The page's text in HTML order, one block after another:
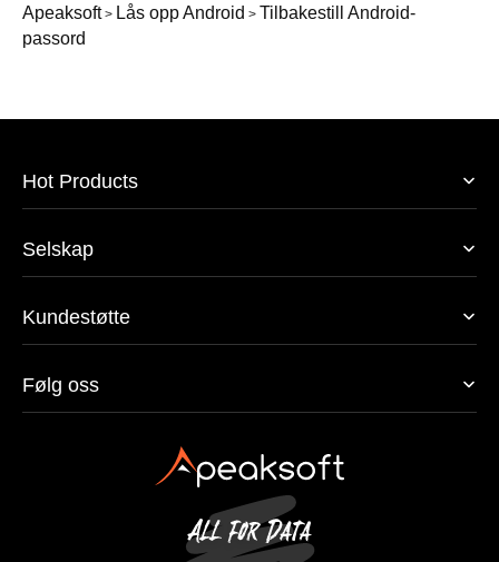
Apeaksoft> Lås opp Android > Tilbakestill Android-
passord
Hot Products
Selskap
Kundestøtte
Følg oss